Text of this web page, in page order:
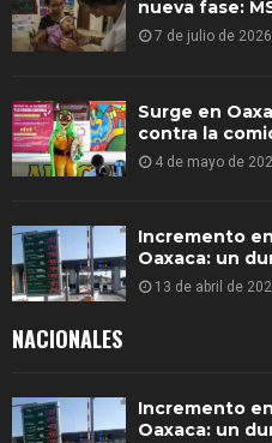
nueva fase:
7 de julio de 2026
Surge en
contra la
4 de mayo de
Incremento
Oaxaca: un
13 de abril de
NACIONALES
Incremento
Oaxaca: un